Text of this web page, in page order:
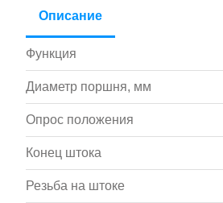
Описание
Функция
Диаметр поршня, мм
Опрос положения
Конец штока
Резьба на штоке